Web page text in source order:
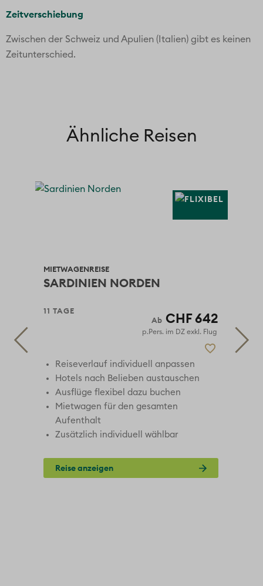
Zeitverschiebung
Zwischen der Schweiz und Apulien (Italien) gibt es keinen
Zeitunterschied.
Ähnliche Reisen
MIETWAGENREISE
SARDINIEN NORDEN
11 TAGE CHF 642
p.Pers. im DZ exkl. Flug
Reiseverlauf individuell anpassen
Hotels nach Belieben austauschen
Ausflüge flexibel dazu buchen
Mietwagen für den gesamten
Aufenthalt
Zusätzlich individuell wählbar
Reise anzeigen